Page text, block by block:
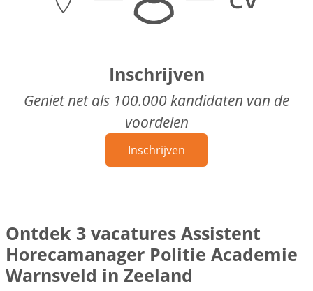
Inschrijven
Geniet net als 100.000 kandidaten van de
voordelen
Inschrijven
Ontdek 3 vacatures Assistent
Horecamanager Politie Academie
Warnsveld in Zeeland